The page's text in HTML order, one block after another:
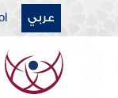
عربي